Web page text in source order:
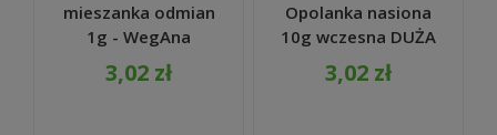
mieszanka odmian
1g - WegAna
3,02 zł
Opolanka nasiona
10g wczesna DUŻA
PACZKA - WegAna
3,02 zł